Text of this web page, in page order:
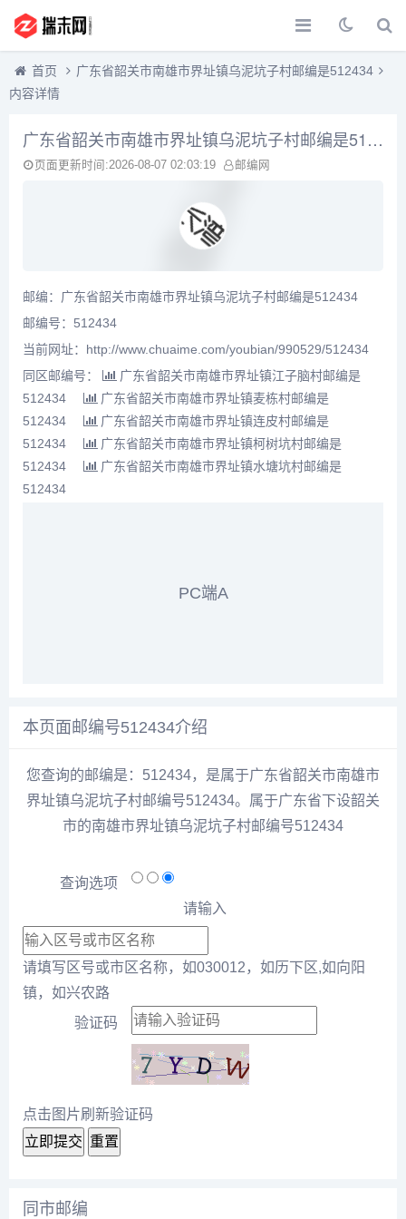
首页
广东省韶关市南雄市界址镇乌泥坑子村邮编是512434
内容详情
广东省韶关市南雄市界址镇乌泥坑子村邮编是512434
页面更新时间:2026-08-07 02:03:19 邮编网
邮编：广东省韶关市南雄市界址镇乌泥坑子村邮编是512434
邮编号：512434
当前网址：http://www.chuaime.com/youbian/990529/512434
同区邮编号：
广东省韶关市南雄市界址镇江子脑村邮编是
512434
广东省韶关市南雄市界址镇麦栋村邮编是
512434
广东省韶关市南雄市界址镇连皮村邮编是
512434
广东省韶关市南雄市界址镇柯树坑村邮编是
512434
广东省韶关市南雄市界址镇水塘坑村邮编是
512434
PC端A
本页面邮编号512434介绍
您查询的邮编是：512434，是属于广东省韶关市南雄市
界址镇乌泥坑子村邮编号512434。属于广东省下设韶关
市的南雄市界址镇乌泥坑子村邮编号512434
查询选项
请输入
请填写区号或市区名称，如030012，如历下区,如向阳
镇，如兴农路
验证码
点击图片刷新验证码
立即提交 重置
同市邮编